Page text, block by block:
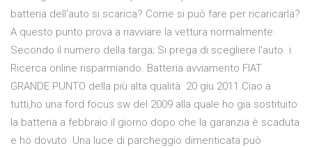
batteria dell'auto si scarica? Come si può fare per ricaricarla?
A questo punto prova a riavviare la vettura normalmente.
Secondo il numero della targa; Si prega di scegliere l'auto. i.
Ricerca online risparmiando. Batteria avviamento FIAT
GRANDE PUNTO della più alta qualità 20 giu 2011 Ciao a
tutti,ho una ford focus sw del 2009 alla quale ho gia sostituito
la batteria a febbraio il giorno dopo che la garanzia è scaduta
e ho dovuto Una luce di parcheggio dimenticata può